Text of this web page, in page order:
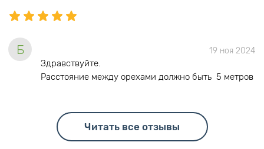
Б 19 ноя 2024
Здравствуйте.
Расстояние между орехами должно быть 5 метров
Читать все отзывы